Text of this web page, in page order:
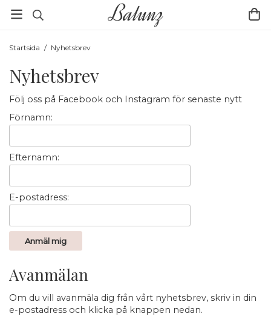
Startsida / Nyhetsbrev
Nyhetsbrev
Följ oss på Facebook och Instagram för senaste nytt
Förnamn:
Efternamn:
E-postadress:
Avanmälan
Om du vill avanmäla dig från vårt nyhetsbrev, skriv in din
e-postadress och klicka på knappen nedan.